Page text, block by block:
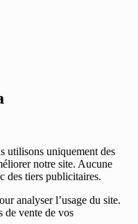
utilisons uniquement des
notre site. Aucune
des tiers publicitaires.
analyser l’usage du site.
de vente de vos